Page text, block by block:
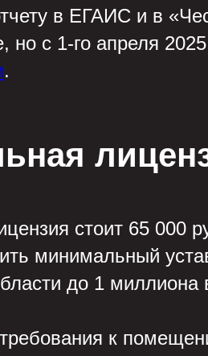
в ЕГАИС и в
но с 1-го апреля
.
стоит 65 000
минимальный
до 1 миллиона
к